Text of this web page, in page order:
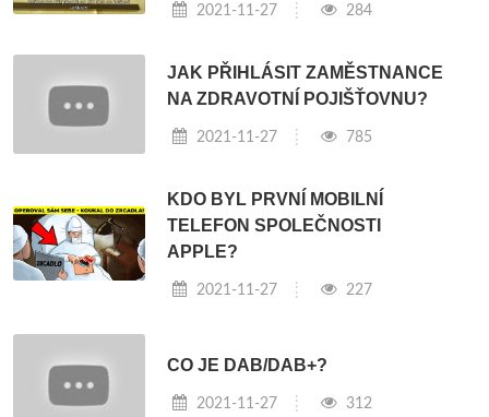
2021-11-27 284
JAK PŘIHLÁSIT ZAMĚSTNANCE
NA ZDRAVOTNÍ POJIŠŤOVNU?
2021-11-27 785
KDO BYL PRVNÍ MOBILNÍ
TELEFON SPOLEČNOSTI
APPLE?
2021-11-27 227
CO JE DAB/DAB+?
2021-11-27 312